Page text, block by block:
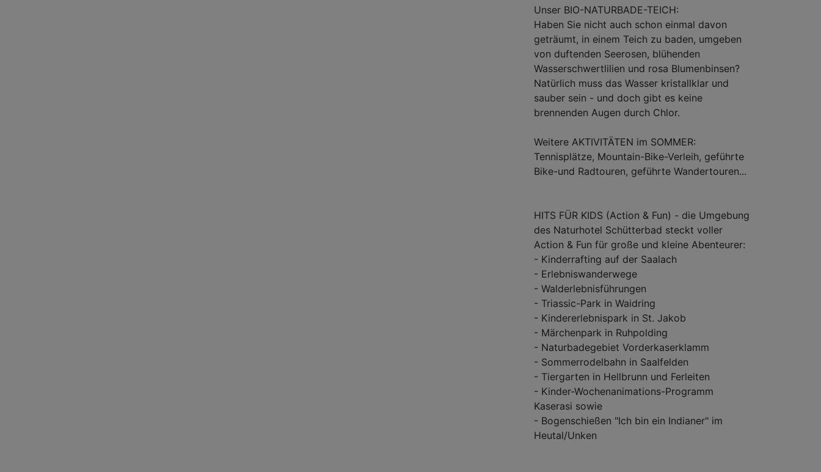
Unser BIO-NATURBADE-TEICH:
Haben Sie nicht auch schon einmal davon
geträumt, in einem Teich zu baden, umgeben
von duftenden Seerosen, blühenden
Wasserschwertlilien und rosa Blumenbinsen?
Natürlich muss das Wasser kristallklar und
sauber sein - und doch gibt es keine
brennenden Augen durch Chlor.
Weitere AKTIVITÄTEN im SOMMER:
Tennisplätze, Mountain-Bike-Verleih, geführte
Bike-und Radtouren, geführte Wandertouren...
HITS FÜR KIDS (Action & Fun) - die Umgebung
des Naturhotel Schütterbad steckt voller
Action & Fun für große und kleine Abenteurer:
- Kinderrafting auf der Saalach
- Erlebniswanderwege
- Walderlebnisführungen
- Triassic-Park in Waidring
- Kindererlebnispark in St. Jakob
- Märchenpark in Ruhpolding
- Naturbadegebiet Vorderkaserklamm
- Sommerrodelbahn in Saalfelden
- Tiergarten in Hellbrunn und Ferleiten
- Kinder-Wochenanimations-Programm
Kaserasi sowie
- Bogenschießen "Ich bin ein Indianer" im
Heutal/Unken